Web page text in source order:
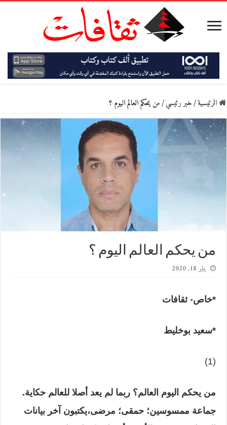
الرئيسية/خبر رئيسي/من يحكم العالم اليوم ؟
من يحكم العالم اليوم ؟
يناير 18, 2020
*خاص- ثقافات
*سعيد بوخليط
(1)
من يحكم اليوم العالم؟ ربما لم يعد أصلا للعالم حكاية.
جماعة ممسوسين؛ حمقى؛ مرضى،يكتبون آخر بيانات